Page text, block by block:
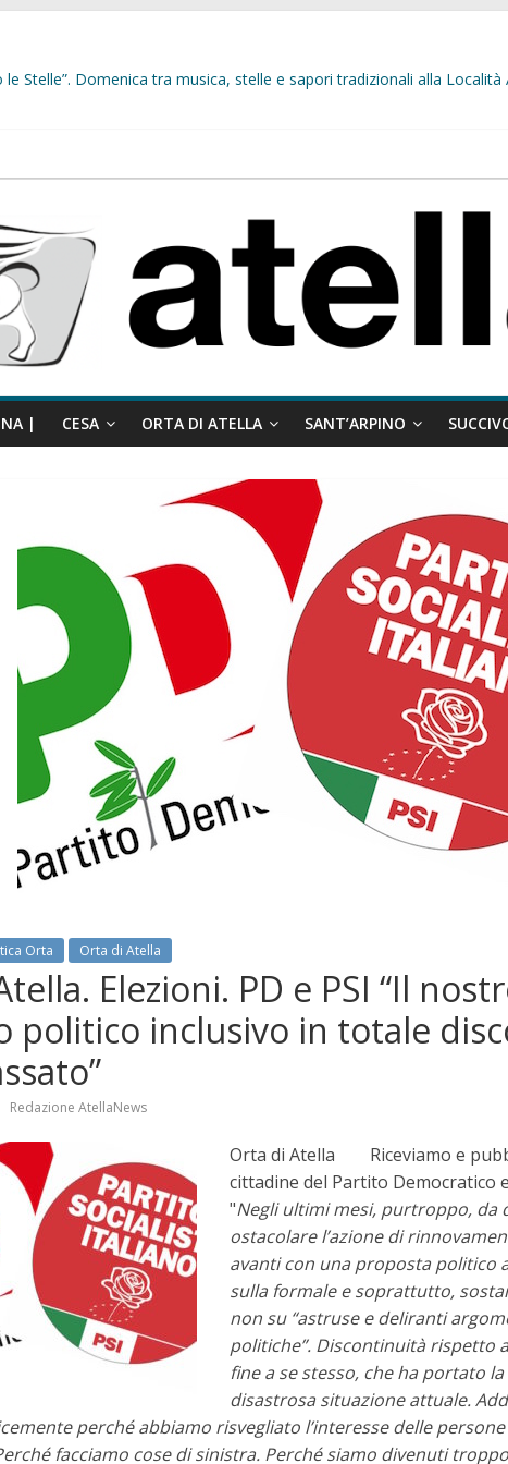
le Stelle”. Domenica tra musica, stelle e sapori tradizionali alla Località
comunale del 29 luglio, il gruppo misto:”La verità dei fatti, le bugie
| CESA ORTA DI ATELLA SANT’ARPINO
Orta Orta di Atella
Elezioni. PD e PSI “Il
politico inclusivo in totale
Redazione AtellaNews
Orta di Atella Riceviamo e
cittadine del Partito Democratico
"Negli ultimi mesi, purtroppo, da
ostacolare l’azione di
avanti con una proposta politico
sulla formale e soprattutto,
non su “astruse e deliranti
politiche”. Discontinuità rispetto
fine a se stesso, che ha portato
disastrosa situazione attuale.
perché abbiamo risvegliato l’interesse delle
facciamo cose di sinistra. Perché siamo divenuti